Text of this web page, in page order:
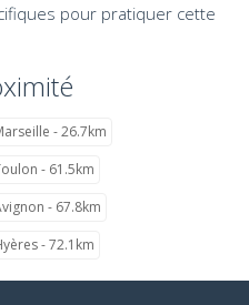
pour pratiquer cette
- 26.7km
- 61.5km
- 67.8km
- 72.1km